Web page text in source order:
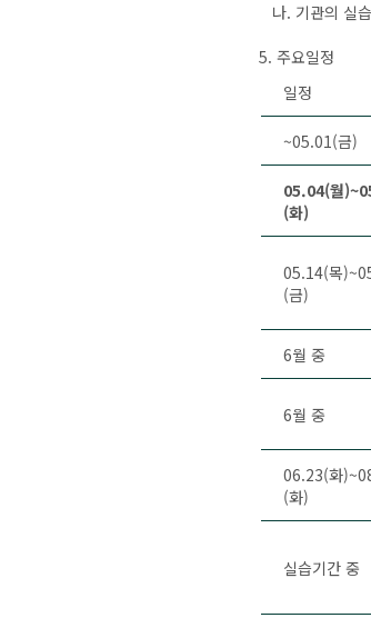
나. 기관의 실
5. 주요일정
일정
~05.01(금)
05.04(월
(화)
05.14(목
(금)
6월 중
6월 중
06.23(화
(화)
실습기간 중